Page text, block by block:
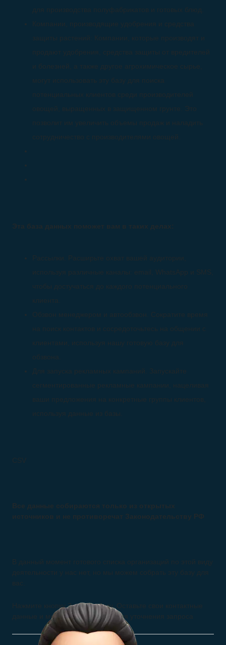
для производства полуфабрикатов и готовых блюд.
Компании, производящие удобрения и средства
защиты растений: Компании, которые производят и
продают удобрения, средства защиты от вредителей
и болезней, а также другое агрохимическое сырье,
могут использовать эту базу для поиска
потенциальных клиентов среди производителей
овощей, выращенных в защищенном грунте. Это
позволит им увеличить объемы продаж и наладить
сотрудничество с производителями овощей.
Эта база данных поможет вам в таких делах:
Рассылки. Расширьте охват вашей аудитории,
используя различные каналы: email, WhatsApp и SMS,
чтобы достучаться до каждого потенциального
клиента.
Обзвон менеджером и автообзвон. Сократите время
на поиск контактов и сосредоточьтесь на общении с
клиентами, используя нашу готовую базу для
обзвона.
Для запуска рекламных кампаний. Запускайте
сегментированные рекламные кампании, нацеливая
ваши предложения на конкретные группы клиентов,
используя данные из базы.
CSV
Все данные собираются только из открытых
источников и не противоречат Законодательству РФ
В данный момент готового списка организаций по этой виду
деятельности у нас нет, но мы можем собрать эту базу для
вас.
Нажмите кнопку Заказать базу. Оставьте свои контактные
данные и мы свяжемся с вами для уточнения запроса